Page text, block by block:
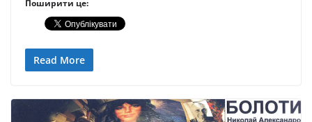
Поширити це:
Read More